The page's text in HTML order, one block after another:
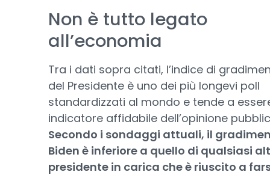
Non è tutto legato
all’economia
Tra i dati sopra citati, l’indice di
del Presidente è uno dei più longevi poll
standardizzati al mondo e tende a
indicatore affidabile dell’opinione pubblic
Secondo i sondaggi attuali, il
Biden è inferiore a quello di qualsiasi
presidente in carica che è riuscito a